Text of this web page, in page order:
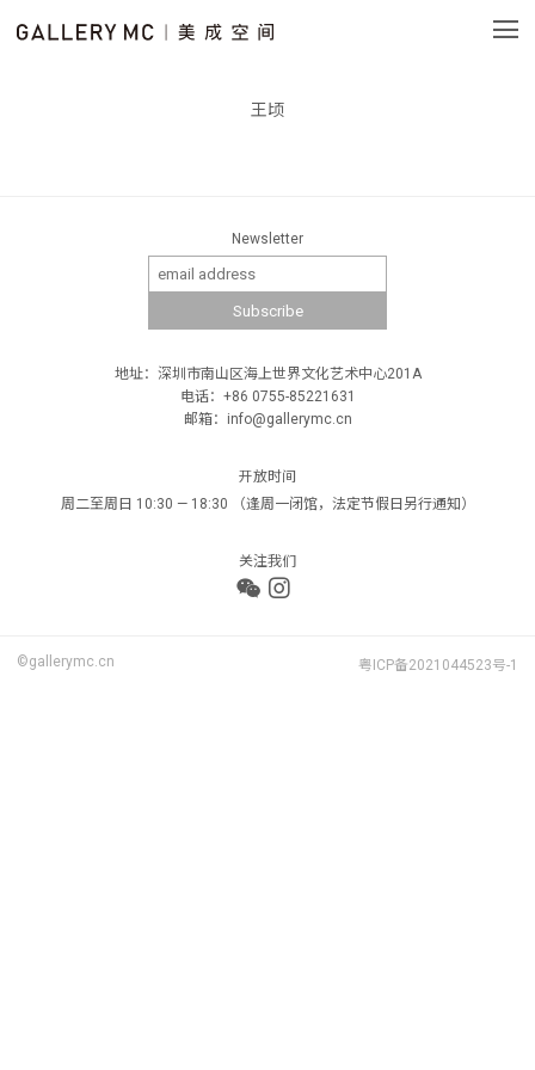
王顷
Newsletter
地址：深圳市南山区海上世界文化艺术中心201A
电话：+86 0755-85221631
邮箱：info@gallerymc.cn
开放时间
周二至周日 10:30 — 18:30 （逢周一闭馆，法定节假日另行通知）
关注我们
©gallerymc.cn 粤ICP备2021044523号-1